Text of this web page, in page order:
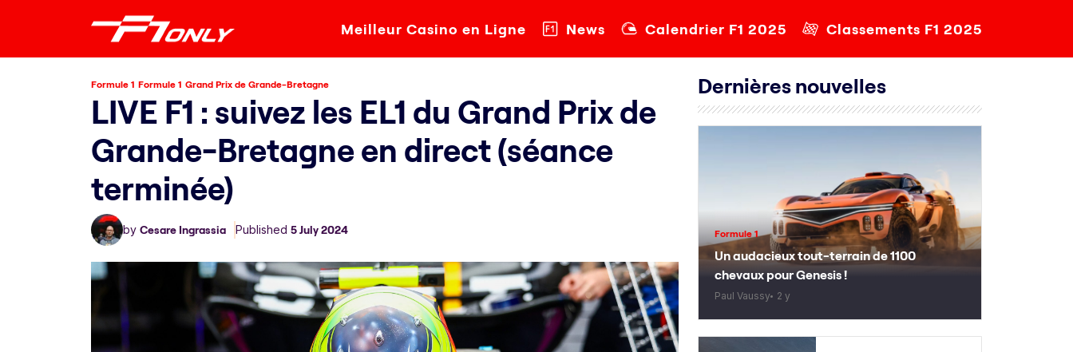
Meilleur Casino en Ligne News Calendrier F1 2025 Classements F1 2025
Formule 1 Formule 1 Grand Prix de Grande-Bretagne
LIVE F1 : suivez les EL1 du Grand Prix de
Grande-Bretagne en direct (séance
terminée)
by Cesare Ingrassia Published 5 July 2024
Dernières nouvelles
Formule 1
Un audacieux tout-terrain de 1100
chevaux pour Genesis !
Paul Vaussy 2 y